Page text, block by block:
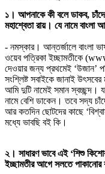
১। আপনাকে কী বলে ডাকব,
মহাশ্বেতা রায়। যে নামে
- নমস্কার। আন্তর্জালে বাংলা
ওয়েব পত্রিকা ইচ্ছামতীকে
দেওয়ার জন্য প্রথমেই ‘উজান’
সংশ্লিষ্ট সবাইকে জানাই
আমি দুটি নামেই সমান স্বচ্ছন্দ।
নামে বেশি ডাকেন। তবে সদ্য
আর কতদিন ছোটদের কাছে
মধ্যে ভাবছি বই কি।
২। সাধারণ ভাবে এই ‘শিশু
ইচ্ছামতীর আগে সলতে পাকানোর